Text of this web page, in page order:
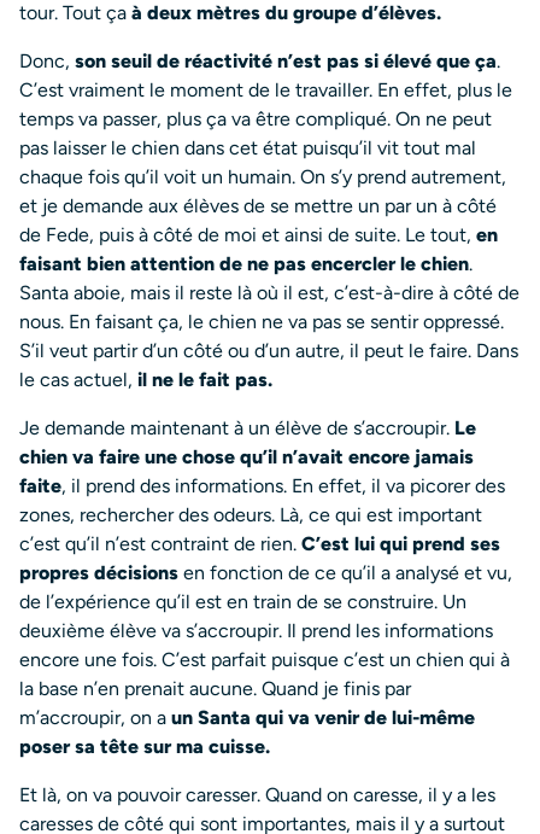
tour. Tout ça à deux mètres du groupe d’élèves.
Donc, son seuil de réactivité n’est pas si élevé que ça.
C’est vraiment le moment de le travailler. En effet, plus le
temps va passer, plus ça va être compliqué. On ne peut
pas laisser le chien dans cet état puisqu’il vit tout mal
chaque fois qu’il voit un humain. On s’y prend autrement,
et je demande aux élèves de se mettre un par un à côté
de Fede, puis à côté de moi et ainsi de suite. Le tout, en
faisant bien attention de ne pas encercler le chien.
Santa aboie, mais il reste là où il est, c’est-à-dire à côté de
nous. En faisant ça, le chien ne va pas se sentir oppressé.
S’il veut partir d’un côté ou d’un autre, il peut le faire. Dans
le cas actuel, il ne le fait pas.
Je demande maintenant à un élève de s’accroupir. Le
chien va faire une chose qu’il n’avait encore jamais
faite, il prend des informations. En effet, il va picorer des
zones, rechercher des odeurs. Là, ce qui est important
c’est qu’il n’est contraint de rien. C’est lui qui prend ses
propres décisions en fonction de ce qu’il a analysé et vu,
de l’expérience qu’il est en train de se construire. Un
deuxième élève va s’accroupir. Il prend les informations
encore une fois. C’est parfait puisque c’est un chien qui à
la base n’en prenait aucune. Quand je finis par
m’accroupir, on a un Santa qui va venir de lui-même
poser sa tête sur ma cuisse.
Et là, on va pouvoir caresser. Quand on caresse, il y a les
caresses de côté qui sont importantes, mais il y a surtout